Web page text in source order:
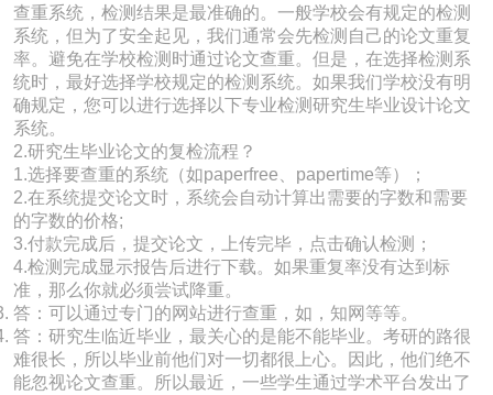
查重系统，检测结果是最准确的。一般学校会有规定的检测
系统，但为了安全起见，我们通常会先检测自己的论文重复
率。避免在学校检测时通过论文查重。但是，在选择检测系
统时，最好选择学校规定的检测系统。如果我们学校没有明
确规定，您可以进行选择以下专业检测研究生毕业设计论文
系统。
2.研究生毕业论文的复检流程？
1.选择要查重的系统（如paperfree、papertime等）；
2.在系统提交论文时，系统会自动计算出需要的字数和需要
的字数的价格;
3.付款完成后，提交论文，上传完毕，点击确认检测；
4.检测完成显示报告后进行下载。如果重复率没有达到标
准，那么你就必须尝试降重。
答：可以通过专门的网站进行查重，如，知网等等。
答：研究生临近毕业，最关心的是能不能毕业。考研的路很
难很长，所以毕业前他们对一切都很上心。因此，他们绝不
能忽视论文查重。所以最近，一些学生通过学术平台发出了